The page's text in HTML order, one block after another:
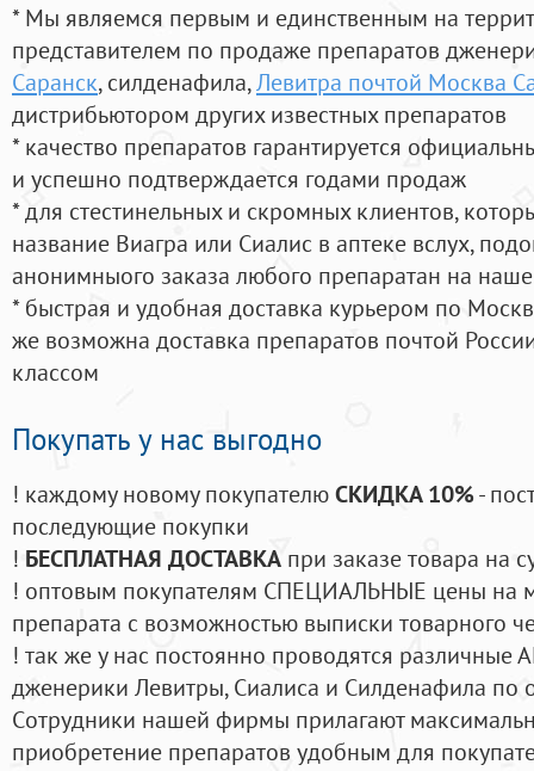
* Мы являемся первым и единственным на
представителем по продаже препаратов
Саранск, силденафила,Левитра почтой Москва
дистрибьютором других известных препаратов
* качество препаратов гарантируется
и успешно подтверждается годами продаж
* для стестинельных и скромных клиентов,
название Виагра или Сиалис в аптеке вслух,
анонимныого заказа любого препаратан на
* быстрая и удобная доставка курьером по
же возможна доставка препаратов почтой
классом
Покупать у нас выгодно
! каждому новому покупателюСКИДКА 10%-
последующие покупки
! БЕСПЛАТНАЯ ДОСТАВКА при заказе товара на
! оптовым покупателям СПЕЦИАЛЬНЫЕ цены на
препарата с возможностью выписки товарного
! так же у нас постоянно проводятся
дженерики Левитры, Сиалиса и Силденафила по
Cотрудники нашей фирмы прилагают
приобретение препаратов удобным для